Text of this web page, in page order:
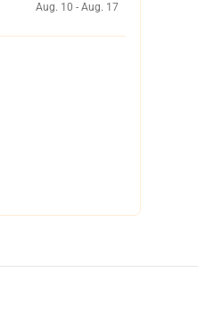
Aug. 10 - Aug. 17